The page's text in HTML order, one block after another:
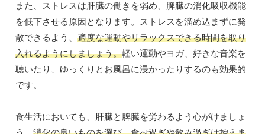
また、ストレスは肝臓の働きを弱め、脾臓の消化吸収機能
を低下させる原因となります。ストレスを溜め込まずに発
散できるよう、 適度な運動やリラックスできる時間を取り
入れるようにしましょう。軽い運動やヨガ、好きな音楽を
聴いたり、ゆっくりとお風呂に浸かったりするのも効果的
です。
食生活においても、肝臓と脾臓を労わるよう心がけましょ